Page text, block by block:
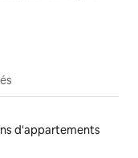
d'appartements